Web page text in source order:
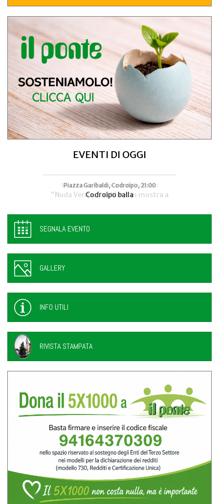
EVENTI DI OGGI
Villa Manin, Passariano di Codroipo
“Nuda Veritas” di Klimt in mostra a
Piazza Garibaldi, Codroipo, 21:00
Codroipo balla
SEGNALA EVENTO
GALLERY
INFO UTILI
RIVISTA STAMPATA